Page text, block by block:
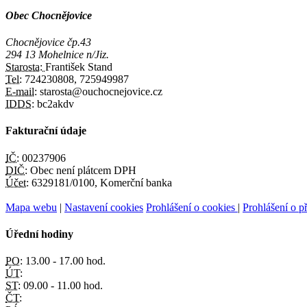
Obec Chocnějovice
Chocnějovice čp.43
294 13 Mohelnice n/Jiz.
Starosta: František Stand
Tel: 724230808, 725949987
E-mail: starosta@ouchocnejovice.cz
IDDS: bc2akdv
Fakturační údaje
IČ: 00237906
DIČ: Obec není plátcem DPH
Účet: 6329181/0100, Komerční banka
Mapa webu | Nastavení cookies Prohlášení o cookies | Prohlášení o
Úřední hodiny
PO: 13.00 - 17.00 hod.
ÚT:
ST: 09.00 - 11.00 hod.
ČT: